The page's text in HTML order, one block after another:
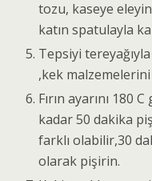
tozu, kaseye
katın spatulayla
Tepsiyi
,kek
Fırın ayarını 180
kadar 50 dakika
farklı olabilir,30
olarak pişirin.